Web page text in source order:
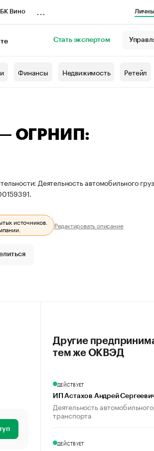
Вино
Стать экспертом
Финансы Недвижимость Ретейл
— ОГРНИП:
Деятельность автомобильного
источников.
Редактировать описание
Другие
тем же ОКВЭД
ДЕЙСТВУЕТ
ИП Астахов Андрей
Деятельность
транспорта
ДЕЙСТВУЕТ